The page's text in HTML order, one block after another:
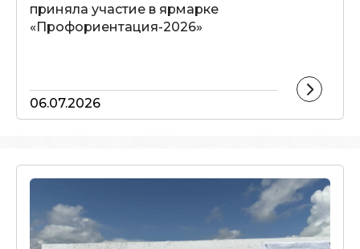
приняла участие в ярмарке
«Профориентация-2026»
06.07.2026